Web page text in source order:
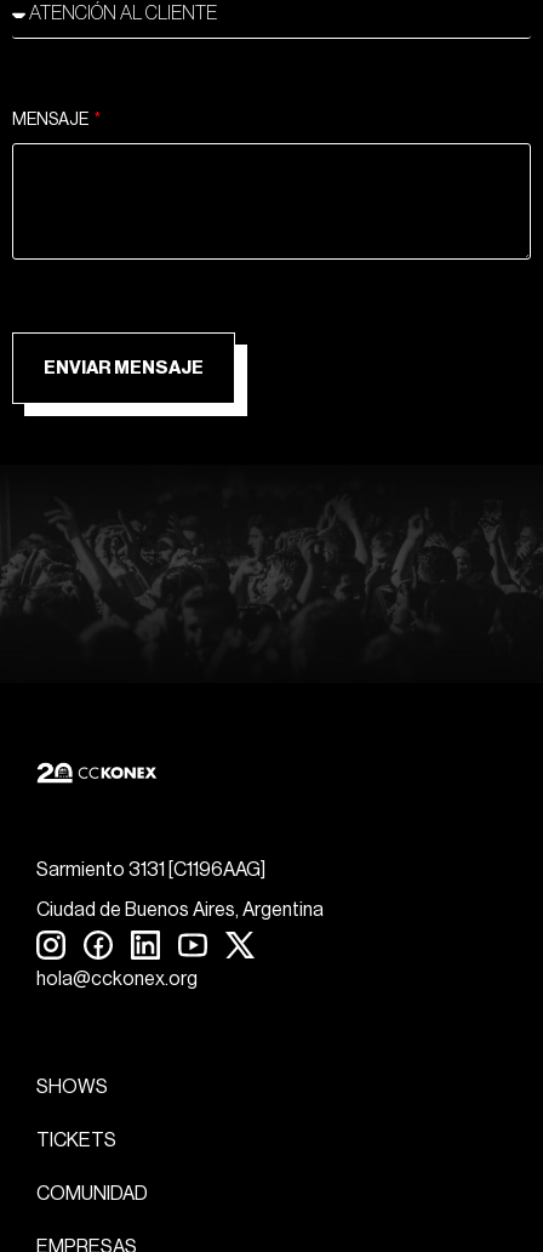
MENSAJE
ENVIAR MENSAJE
Sarmiento 3131 [C1196AAG]
Ciudad de Buenos Aires, Argentina
hola@cckonex.org
SHOWS
TICKETS
COMUNIDAD
EMPRESAS